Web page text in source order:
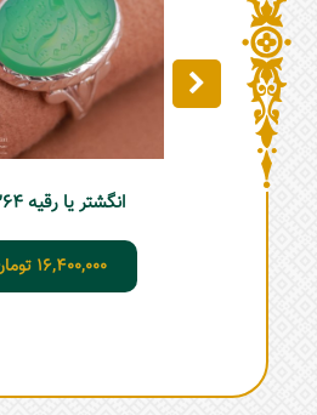
انگشتر یا رقیه T1364
16,400,000